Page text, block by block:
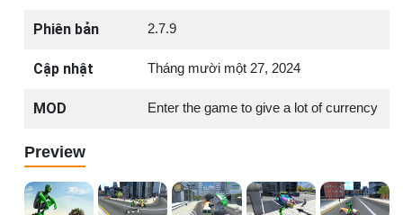
Phiên bản 2.7.9
Cập nhật Tháng mười một 27, 2024
MOD Enter the game to give a lot of currency
Preview